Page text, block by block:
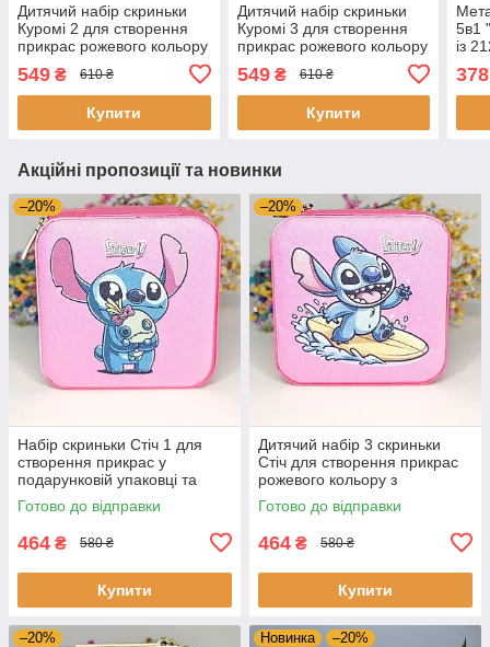
Дитячий набір скриньки
Куромі 2 для створення
прикрас рожевого кольору
з подарунковою коробкою
та набором
549 ₴ 610 ₴
Купити
Дитячий набір скриньки
Куромі 3 для створення
прикрас рожевого кольору
з подарунковою коробкою
та набором
549₴ 610 ₴
Купити
5в1
із
378
Акційні пропозиції та новинки
–20%
Набір скриньки Стіч 1 для
створення прикрас у
подарунковій упаковці та
набором браслетів
Готово до відправки
464 ₴ 580 ₴
Купити
–20%
Дитячий набір 3 скриньки
Стіч для створення прикрас
рожевого кольору з
подарунковою коробкою та
набором браслетів
Готово до відправки
464 ₴ 580 ₴
Купити
–20% Новинка –20%